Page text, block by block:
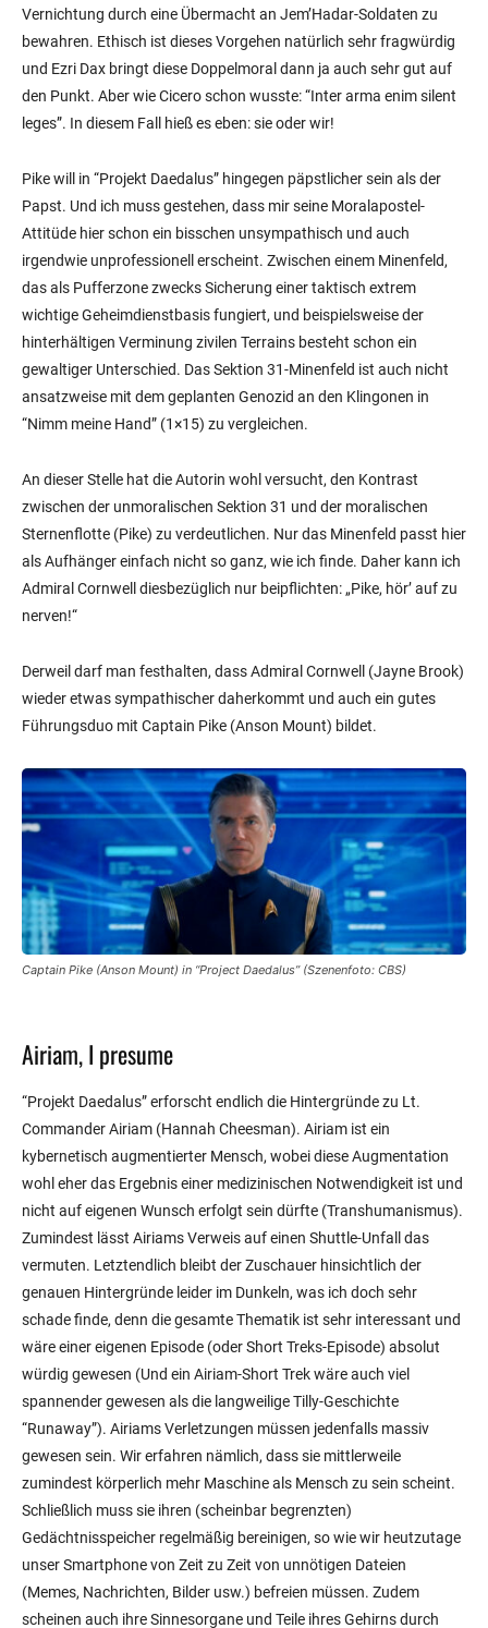
Vernichtung durch eine Übermacht an Jem’Hadar-Soldaten zu
bewahren. Ethisch ist dieses Vorgehen natürlich sehr fragwürdig
und Ezri Dax bringt diese Doppelmoral dann ja auch sehr gut auf
den Punkt. Aber wie Cicero schon wusste: “Inter arma enim silent
leges”. In diesem Fall hieß es eben: sie oder wir!
Pike will in “Projekt Daedalus” hingegen päpstlicher sein als der
Papst. Und ich muss gestehen, dass mir seine Moralapostel-
Attitüde hier schon ein bisschen unsympathisch und auch
irgendwie unprofessionell erscheint. Zwischen einem Minenfeld,
das als Pufferzone zwecks Sicherung einer taktisch extrem
wichtige Geheimdienstbasis fungiert, und beispielsweise der
hinterhältigen Verminung zivilen Terrains besteht schon ein
gewaltiger Unterschied. Das Sektion 31-Minenfeld ist auch nicht
ansatzweise mit dem geplanten Genozid an den Klingonen in
“Nimm meine Hand” (1×15) zu vergleichen.
An dieser Stelle hat die Autorin wohl versucht, den Kontrast
zwischen der unmoralischen Sektion 31 und der moralischen
Sternenflotte (Pike) zu verdeutlichen. Nur das Minenfeld passt hier
als Aufhänger einfach nicht so ganz, wie ich finde. Daher kann ich
Admiral Cornwell diesbezüglich nur beipflichten: „Pike, hör’ auf zu
nerven!“
Derweil darf man festhalten, dass Admiral Cornwell (Jayne Brook)
wieder etwas sympathischer daherkommt und auch ein gutes
Führungsduo mit Captain Pike (Anson Mount) bildet.
Captain Pike (Anson Mount) in “Project Daedalus” (Szenenfoto: CBS)
Airiam, I presume
“Projekt Daedalus” erforscht endlich die Hintergründe zu Lt.
Commander Airiam (Hannah Cheesman). Airiam ist ein
kybernetisch augmentierter Mensch, wobei diese Augmentation
wohl eher das Ergebnis einer medizinischen Notwendigkeit ist und
nicht auf eigenen Wunsch erfolgt sein dürfte (Transhumanismus).
Zumindest lässt Airiams Verweis auf einen Shuttle-Unfall das
vermuten. Letztendlich bleibt der Zuschauer hinsichtlich der
genauen Hintergründe leider im Dunkeln, was ich doch sehr
schade finde, denn die gesamte Thematik ist sehr interessant und
wäre einer eigenen Episode (oder Short Treks-Episode) absolut
würdig gewesen (Und ein Airiam-Short Trek wäre auch viel
spannender gewesen als die langweilige Tilly-Geschichte
“Runaway”). Airiams Verletzungen müssen jedenfalls massiv
gewesen sein. Wir erfahren nämlich, dass sie mittlerweile
zumindest körperlich mehr Maschine als Mensch zu sein scheint.
Schließlich muss sie ihren (scheinbar begrenzten)
Gedächtnisspeicher regelmäßig bereinigen, so wie wir heutzutage
unser Smartphone von Zeit zu Zeit von unnötigen Dateien
(Memes, Nachrichten, Bilder usw.) befreien müssen. Zudem
scheinen auch ihre Sinnesorgane und Teile ihres Gehirns durch